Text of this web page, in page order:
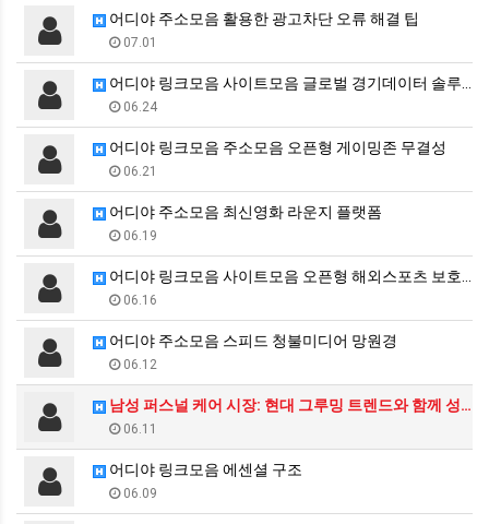
어디야 주소모음 활용한 광고차단 오류 해결 팁
07.01
어디야 링크모음 사이트모음 글로벌 경기데이터 솔루션
06.24
어디야 링크모음 주소모음 오픈형 게이밍존 무결성
06.21
어디야 주소모음 최신영화 라운지 플랫폼
06.19
어디야 링크모음 사이트모음 오픈형 해외스포츠 보호막
06.16
어디야 주소모음 스피드 청불미디어 망원경
06.12
남성 퍼스널 케어 시장: 현대 그루밍 트렌드와 함께 성…
06.11
어디야 링크모음 에센셜 구조
06.09